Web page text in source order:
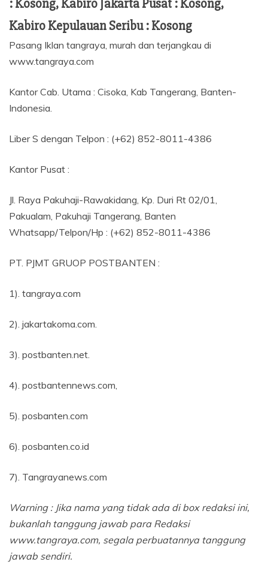
: Kosong, Kabiro Jakarta Pusat : Kosong,
Kabiro Kepulauan Seribu : Kosong
Pasang Iklan tangraya, murah dan terjangkau di
www.tangraya.com
Kantor Cab. Utama : Cisoka, Kab Tangerang, Banten-
Indonesia.
Liber S dengan Telpon : (+62) 852-8011-4386
Kantor Pusat :
Jl. Raya Pakuhaji-Rawakidang, Kp. Duri Rt 02/01,
Pakualam, Pakuhaji Tangerang, Banten
Whatsapp/Telpon/Hp : (+62) 852-8011-4386
PT. PJMT GRUOP POSTBANTEN :
1). tangraya.com
2). jakartakoma.com.
3). postbanten.net.
4). postbantennews.com,
5). posbanten.com
6). posbanten.co.id
7). Tangrayanews.com
Warning : Jika nama yang tidak ada di box redaksi ini,
bukanlah tanggung jawab para Redaksi
www.tangraya.com, segala perbuatannya tanggung
jawab sendiri.